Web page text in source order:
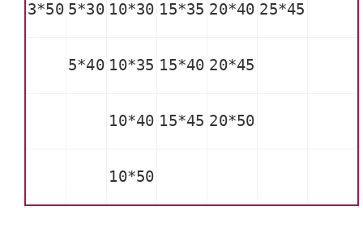
3*50 5*30 10*30 15*35 20*40 25*45
5*40 10*35 15*40 20*45
10*40 15*45 20*50
10*50